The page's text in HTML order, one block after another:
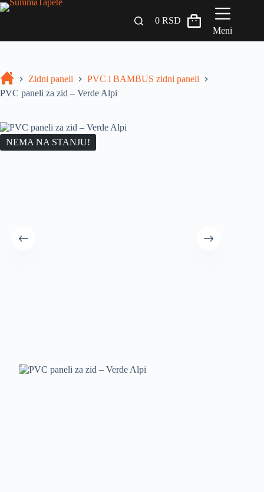
Drveni Pregradni Zidovi i Police
Građevinski materijali
0RSD
Meni
Zidni paneli
PVC i BAMBUS zidni paneli
PVC paneli za zid – Verde Alpi
NEMA NA STANJU!